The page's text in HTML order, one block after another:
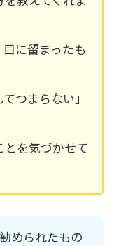
に留まったも
つまらない」
とを気づかせて
められたもの